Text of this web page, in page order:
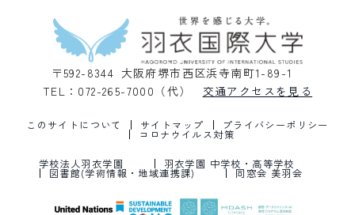
〒592-8344 大阪府堺市西区浜寺南町1-89-1
TEL：072-265-7000（代）
交通アクセスを見る
このサイトについて サイトマップ プライバシーポリシー
コロナウイルス対策
学校法人羽衣学園 羽衣学園 中学校・高等学校
図書館(学術情報・地域連携課) 同窓会 美羽会